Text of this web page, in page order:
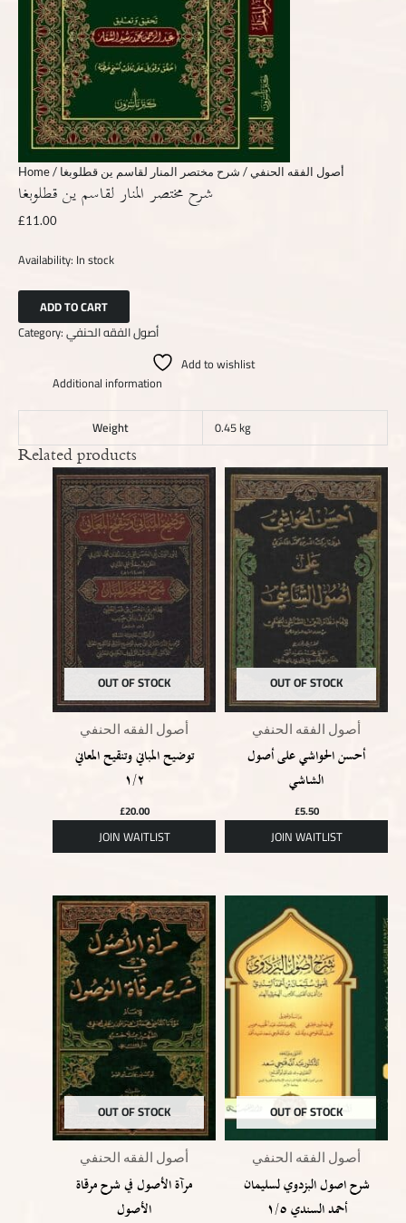
Home/ أصول الفقه الحنفي/ شرح مختصر المنار لقاسم ين قطلوبغا
شرح مختصر المنار لقاسم ين قطلوبغا
£11.00
Availability: In stock
ADD TO CART
Category:أصول الفقه الحنفي
Add to wishlist
Additional information
Weight 0.45 kg
Related products
OUT OF STOCK
أصول الفقه الحنفي
توضيح المباني وتنقيح المعاني
١/٢
£20.00
OUT OF STOCK
أصول الفقه الحنفي
أحسن الحواشي على أصول
الشاشي
£5.50
OUT OF STOCK
أصول الفقه الحنفي
مرآة الأصول في شرح مرقاة
الأصول
OUT OF STOCK
أصول الفقه الحنفي
شرح اصول البزدوي لسليمان
أحمد السندي ١/٥